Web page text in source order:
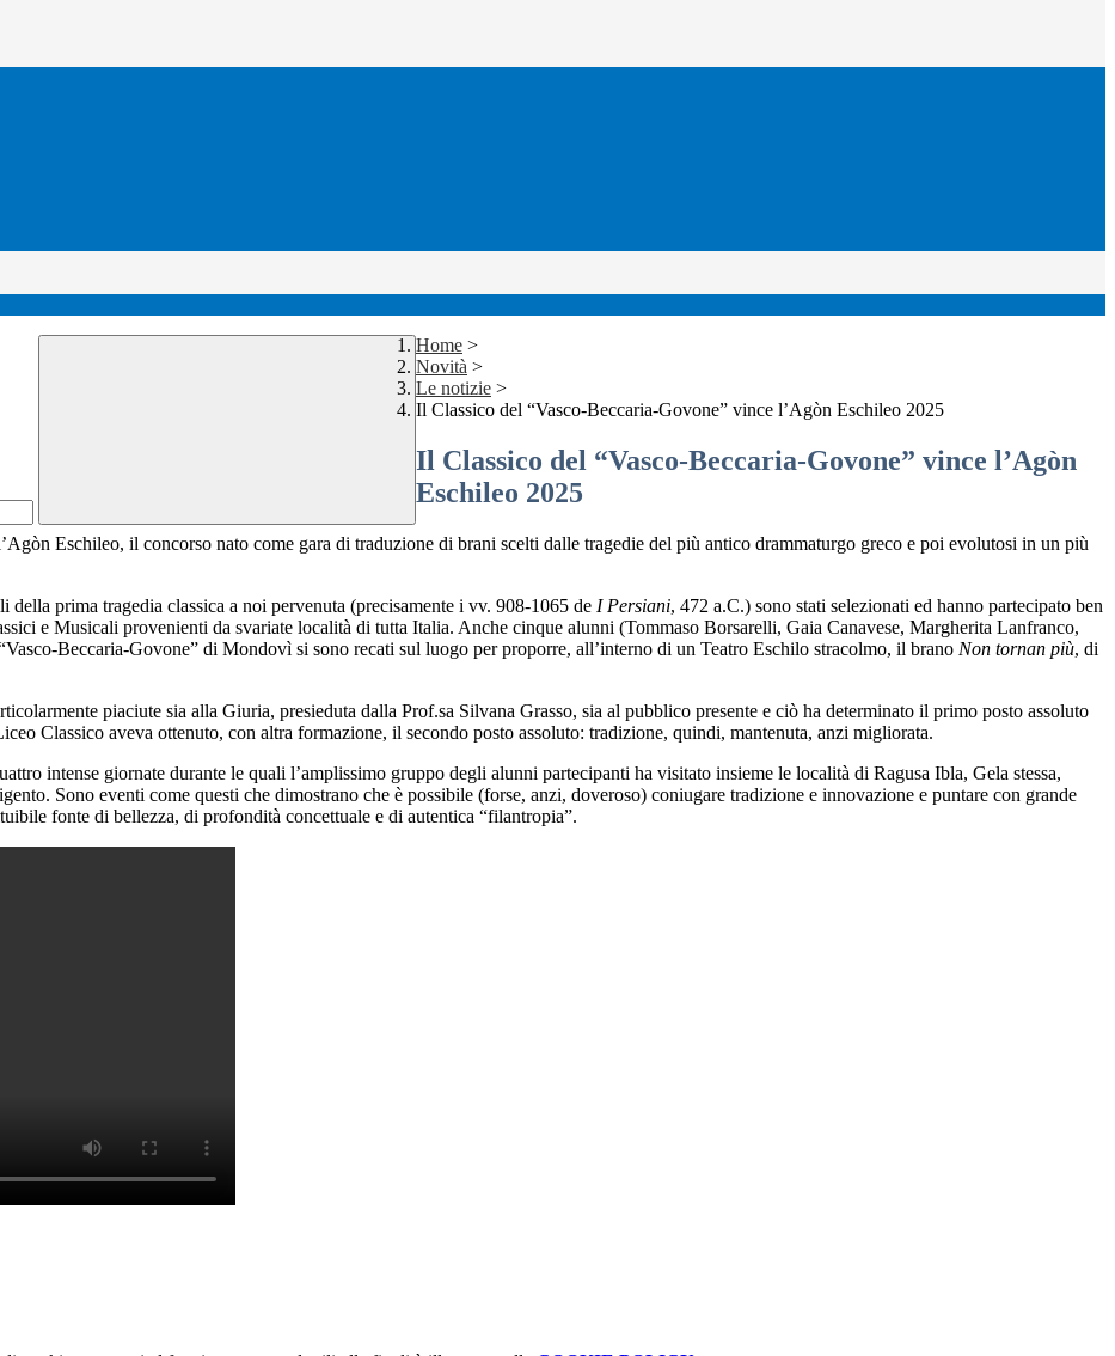
Home >
Novità >
Le notizie >
Il Classico del “Vasco-Beccaria-Govone” vince l’Agòn Eschileo 2025
Il Classico del “Vasco-Beccaria-Govone” vince l’Agòn
Eschileo 2025
Eschileo, il concorso nato come gara di traduzione di brani scelti dalle tragedie del più antico drammaturgo greco e poi evolutosi in un più
prima tragedia classica a noi pervenuta (precisamente i vv. 908-1065 de I Persiani, 472 a.C.) sono stati selezionati ed hanno partecipato ben
e Musicali provenienti da svariate località di tutta Italia. Anche cinque alunni (Tommaso Borsarelli, Gaia Canavese, Margherita Lanfranco,
Beccaria-Govone” di Mondovì si sono recati sul luogo per proporre, all’interno di un Teatro Eschilo stracolmo, il brano Non tornan più, di
piaciute sia alla Giuria, presieduta dalla Prof.sa Silvana Grasso, sia al pubblico presente e ciò ha determinato il primo posto assoluto
Classico aveva ottenuto, con altra formazione, il secondo posto assoluto: tradizione, quindi, mantenuta, anzi migliorata.
intense giornate durante le quali l’amplissimo gruppo degli alunni partecipanti ha visitato insieme le località di Ragusa Ibla, Gela stessa,
Sono eventi come questi che dimostrano che è possibile (forse, anzi, doveroso) coniugare tradizione e innovazione e puntare con grande
fonte di bellezza, di profondità concettuale e di autentica “filantropia”.